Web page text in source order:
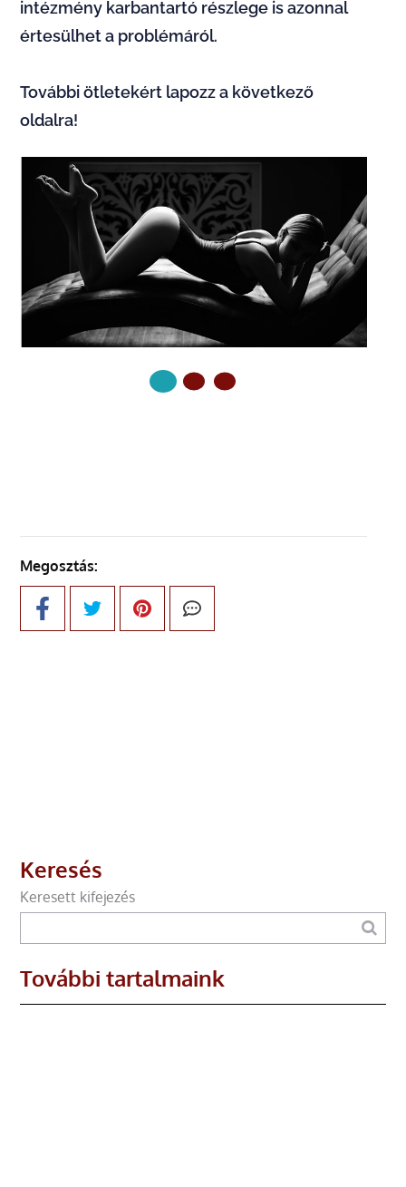
intézmény karbantartó részlege is azonnal
értesülhet a problémáról.
További ötletekért lapozz a következő
oldalra!
Megosztás:
Keresés
Keresett kifejezés
További tartalmaink